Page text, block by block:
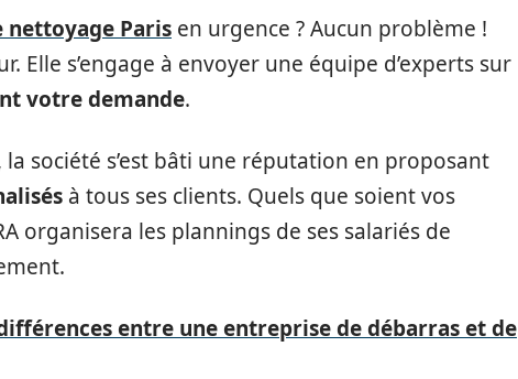
nettoyage Paris en urgence ? Aucun problème !
Elle s’engage à envoyer une équipe d’experts sur
votre demande.
société s’est bâti une réputation en proposant
à tous ses clients. Quels que soient vos
organisera les plannings de ses salariés de
entre une entreprise de débarras et de